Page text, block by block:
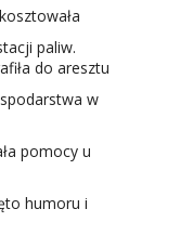
paliw.
do aresztu
w
pomocy u
humoru i